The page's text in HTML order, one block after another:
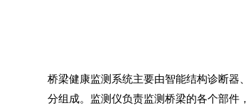
桥梁健康监测系统主要由智能结构诊断器
分组成。监测仪负责监测桥梁的各个部件